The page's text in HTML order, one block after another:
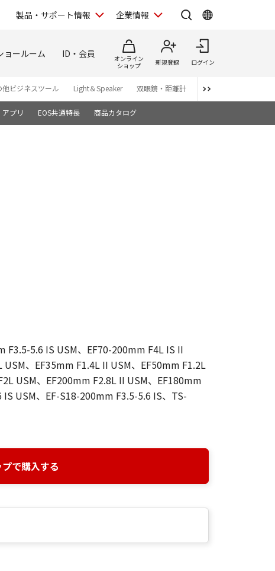
製品・サポート情報 企業情報
ョールーム ID・会員
オンライン
ショップ
新規登録 ログイン
他ビジネスツール Light＆Speaker 双眼鏡・距離計 写真集
プリ EOS共通特長 商品カタログ
F3.5-5.6 IS USM、EF70-200mm F4L IS II
、EF35mm F1.4L II USM、EF50mm F1.2L
USM、EF200mm F2.8L II USM、EF180mm
USM、EF-S18-200mm F3.5-5.6 IS、TS-
で購入する